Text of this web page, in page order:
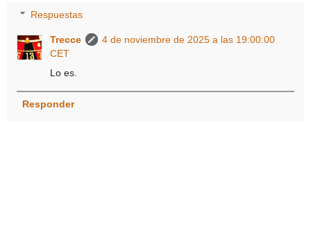
Respuestas
Trecce
4 de noviembre de 2025 a las 19:00:00
CET
Lo es.
Responder